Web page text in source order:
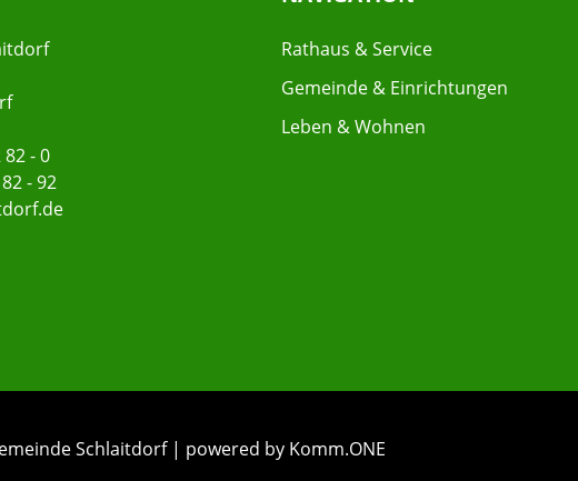
82 - 0
- 92
Rathaus & Service
Gemeinde & Einrichtungen
Leben & Wohnen
Schlaitdorf | powered by Komm.ONE